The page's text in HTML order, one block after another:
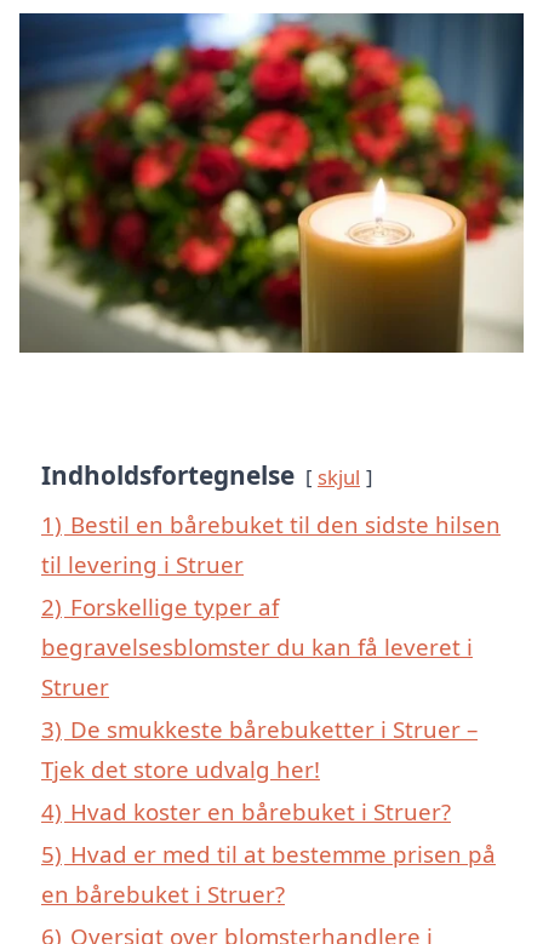
Indholdsfortegnelse skjul
1) Bestil en bårebuket til den sidste hilsen
til levering i Struer
2) Forskellige typer af
begravelsesblomster du kan få leveret i
Struer
3) De smukkeste bårebuketter i Struer –
Tjek det store udvalg her!
4) Hvad koster en bårebuket i Struer?
5) Hvad er med til at bestemme prisen på
en bårebuket i Struer?
6) Oversigt over blomsterhandlere i